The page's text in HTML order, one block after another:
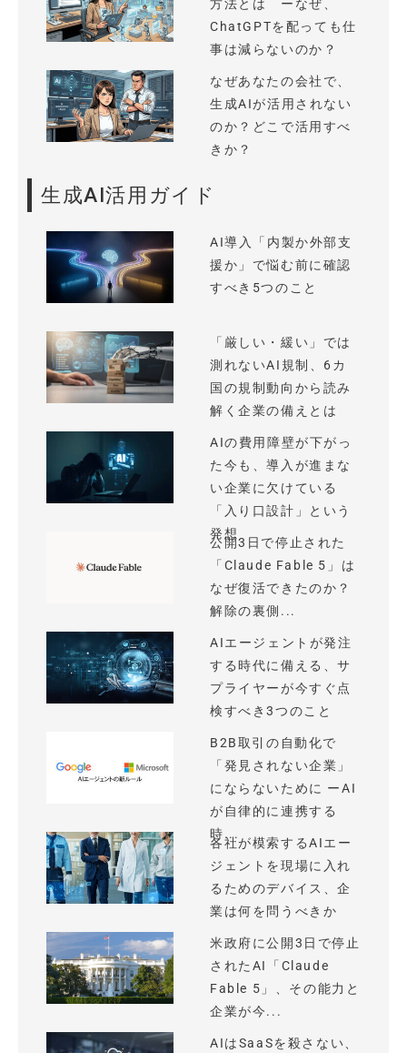
方法とは ーなぜ、
ChatGPTを配っても仕
事は減らないのか？
なぜあなたの会社で、
生成AIが活用されない
のか？どこで活用すべ
きか？
生成AI活用ガイド
AI導入「内製か外部支
援か」で悩む前に確認
すべき5つのこと
「厳しい・緩い」では
測れないAI規制、6カ
国の規制動向から読み
解く企業の備えとは
AIの費用障壁が下がっ
た今も、導入が進まな
い企業に欠けている
「入り口設計」という
発想
公開3日で停止された
「Claude Fable 5」は
なぜ復活できたのか？
解除の裏側...
AIエージェントが発注
する時代に備える、サ
プライヤーが今すぐ点
検すべき3つのこと
B2B取引の自動化で
「発見されない企業」
にならないために ーAI
が自律的に連携する
時...
各社が模索するAIエー
ジェントを現場に入れ
るためのデバイス、企
業は何を問うべきか
米政府に公開3日で停止
されたAI「Claude
Fable 5」、その能力と
企業が今...
AIはSaaSを殺さない、